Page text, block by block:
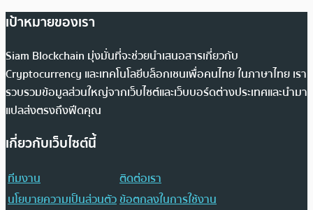
เป้าหมายของเรา
Siam Blockchain มุ่งมั่นที่จะช่วยนำเสนอสารเกี่ยวกับ
Cryptocurrency และเทคโนโลยีบล็อกเชนเพื่อคนไทย ในภาษาไทย เรา
รวบรวมข้อมูลส่วนใหญ่จากเว็บไซต์และเว็บบอร์ดต่างประเทศและนำมา
แปลส่งตรงถึงฟีดคุณ
เกี่ยวกับเว็บไซต์นี้
ทีมงาน
ติดต่อเรา
นโยบายความเป็นส่วนตัวข้อตกลงในการใช้งาน